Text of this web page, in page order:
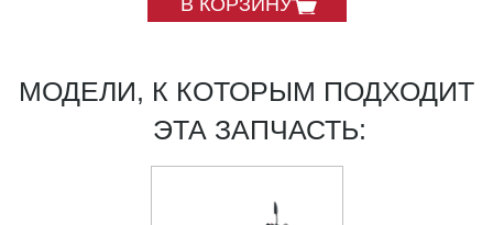
В КОРЗИНУ
МОДЕЛИ, К КОТОРЫМ ПОДХОДИТ
ЭТА ЗАПЧАСТЬ: